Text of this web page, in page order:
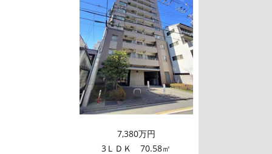
7,380万円
3ＬＤＫ 70.58㎡